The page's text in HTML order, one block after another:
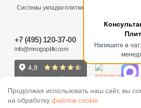
Напишите в
37 170
Минимальная сумма заказа
Ваше имя
Телефон
Ваше имя
Системы укладки плитки
+7 (495) 120-37-00
info@mnogoplitki.com
Продолжая использовать наш сайт, вы
на обработку файлов cookie